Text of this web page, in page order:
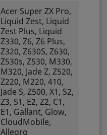
Acer Super ZX Pro,
Liquid Zest, Liquid
Zest Plus, Liquid
Z330, Z6, Z6 Plus,
Z320, Z630S, Z630,
Z530s, Z530, M330,
M320, Jade Z, Z520,
Z220, M220, 410,
Jade S, Z500, X1, S2,
Z3, S1, E2, Z2, C1,
E1, Gallant, Glow,
CloudMobile,
Allegro